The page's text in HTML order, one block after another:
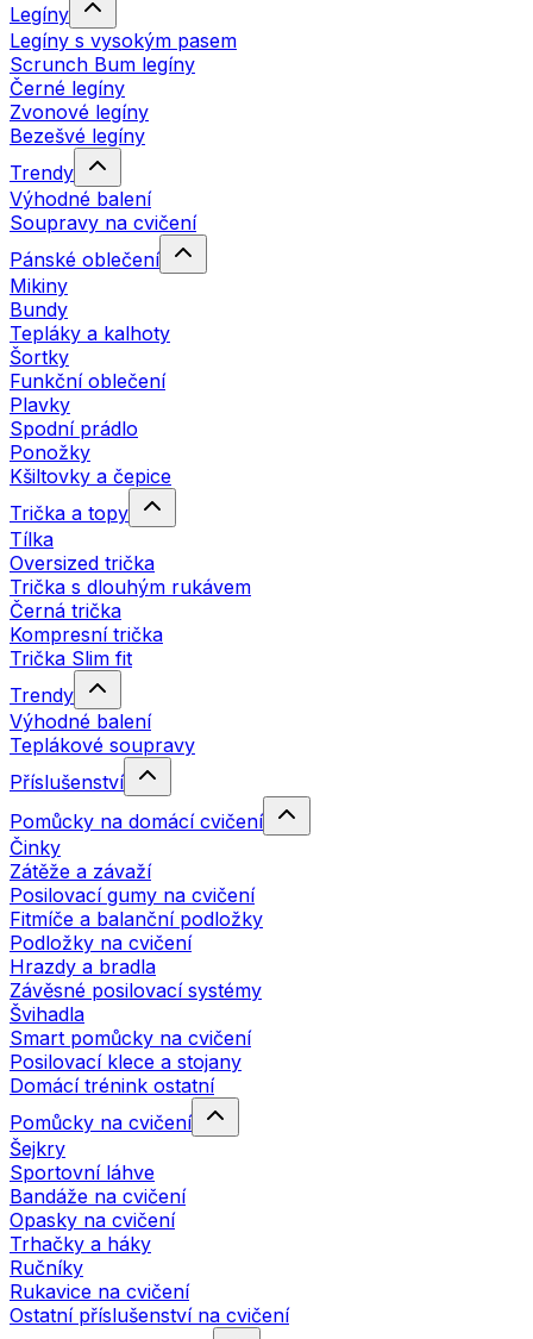
Legíny
Legíny s vysokým pasem
Scrunch Bum legíny
Černé legíny
Zvonové legíny
Bezešvé legíny
Trendy
Výhodné balení
Soupravy na cvičení
Pánské oblečení
Mikiny
Bundy
Tepláky a kalhoty
Šortky
Funkční oblečení
Plavky
Spodní prádlo
Ponožky
Kšiltovky a čepice
Trička a topy
Tílka
Oversized trička
Trička s dlouhým rukávem
Černá trička
Kompresní trička
Trička Slim fit
Trendy
Výhodné balení
Teplákové soupravy
Příslušenství
Pomůcky na domácí cvičení
Činky
Zátěže a závaží
Posilovací gumy na cvičení
Fitmíče a balanční podložky
Podložky na cvičení
Hrazdy a bradla
Závěsné posilovací systémy
Švihadla
Smart pomůcky na cvičení
Posilovací klece a stojany
Domácí trénink ostatní
Pomůcky na cvičení
Šejkry
Sportovní láhve
Bandáže na cvičení
Opasky na cvičení
Trhačky a háky
Ručníky
Rukavice na cvičení
Ostatní příslušenství na cvičení